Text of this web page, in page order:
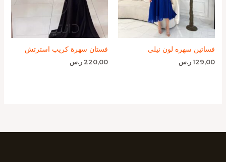
فساتين سهره لون نيلى
129,00 ر.س
فستان سهرة كريب استرتش
220,00 ر.س